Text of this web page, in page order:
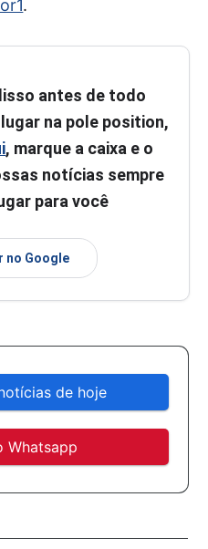
.
antes de todo
na pole position,
, marque a caixa e o
notícias sempre
para você
no Google
de hoje
Whatsapp